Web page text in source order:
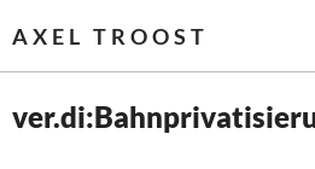
AXEL TROOST